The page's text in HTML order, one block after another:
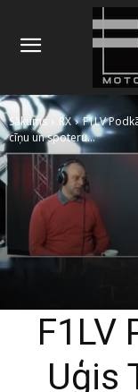
Sākums RX
F1LV
cīņu un spoteru...
F1LV
Uģis